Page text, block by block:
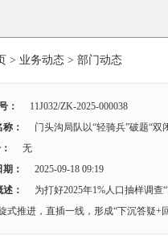
> 业务动态 > 部门动态
： 11J032/ZK-2025-000038
：
门头沟局队以“轻骑兵”破题“双
无
：
2025-09-18 09:19
：
为打好2025年1%人口抽样调
式推进，直插一线，形成“下沉答疑+